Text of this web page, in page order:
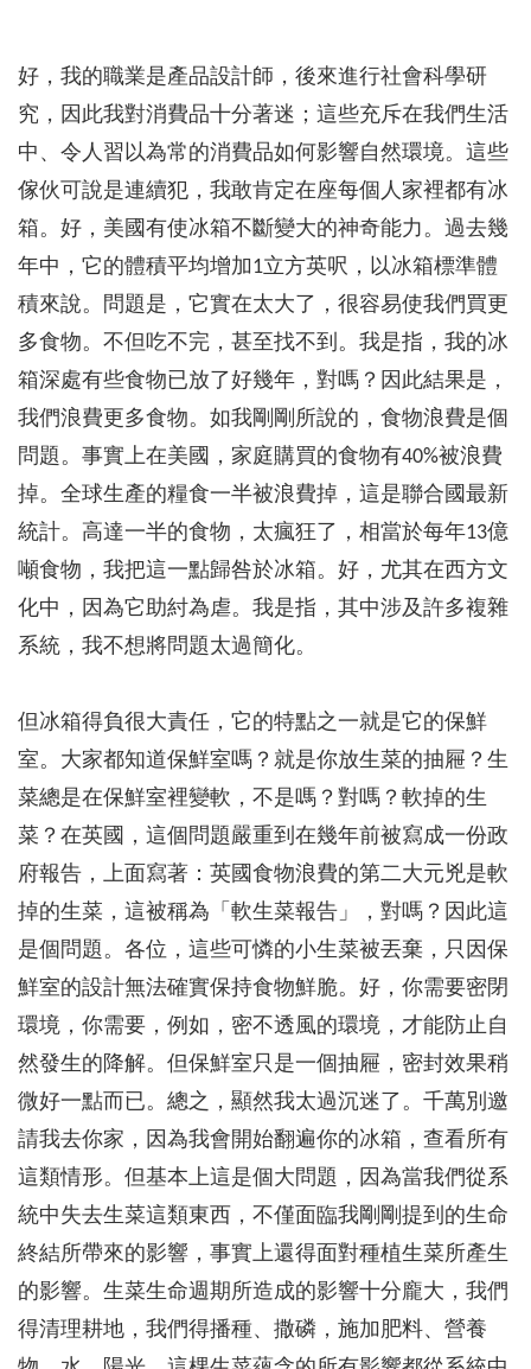
好，我的職業是產品設計師，後來進行社會科學研
究，因此我對消費品十分著迷；這些充斥在我們生活
中、令人習以為常的消費品如何影響自然環境。這些
傢伙可說是連續犯，我敢肯定在座每個人家裡都有冰
箱。好，美國有使冰箱不斷變大的神奇能力。過去幾
年中，它的體積平均增加1立方英呎，以冰箱標準體
積來說。問題是，它實在太大了，很容易使我們買更
多食物。不但吃不完，甚至找不到。我是指，我的冰
箱深處有些食物已放了好幾年，對嗎？因此結果是，
我們浪費更多食物。如我剛剛所說的，食物浪費是個
問題。事實上在美國，家庭購買的食物有40%被浪費
掉。全球生產的糧食一半被浪費掉，這是聯合國最新
統計。高達一半的食物，太瘋狂了，相當於每年13億
噸食物，我把這一點歸咎於冰箱。好，尤其在西方文
化中，因為它助紂為虐。我是指，其中涉及許多複雜
系統，我不想將問題太過簡化。
但冰箱得負很大責任，它的特點之一就是它的保鮮
室。大家都知道保鮮室嗎？就是你放生菜的抽屜？生
菜總是在保鮮室裡變軟，不是嗎？對嗎？軟掉的生
菜？在英國，這個問題嚴重到在幾年前被寫成一份政
府報告，上面寫著：英國食物浪費的第二大元兇是軟
掉的生菜，這被稱為「軟生菜報告」，對嗎？因此這
是個問題。各位，這些可憐的小生菜被丟棄，只因保
鮮室的設計無法確實保持食物鮮脆。好，你需要密閉
環境，你需要，例如，密不透風的環境，才能防止自
然發生的降解。但保鮮室只是一個抽屜，密封效果稍
微好一點而已。總之，顯然我太過沉迷了。千萬別邀
請我去你家，因為我會開始翻遍你的冰箱，查看所有
這類情形。但基本上這是個大問題，因為當我們從系
統中失去生菜這類東西，不僅面臨我剛剛提到的生命
終結所帶來的影響，事實上還得面對種植生菜所產生
的影響。生菜生命週期所造成的影響十分龐大，我們
得清理耕地，我們得播種、撒磷，施加肥料、營養